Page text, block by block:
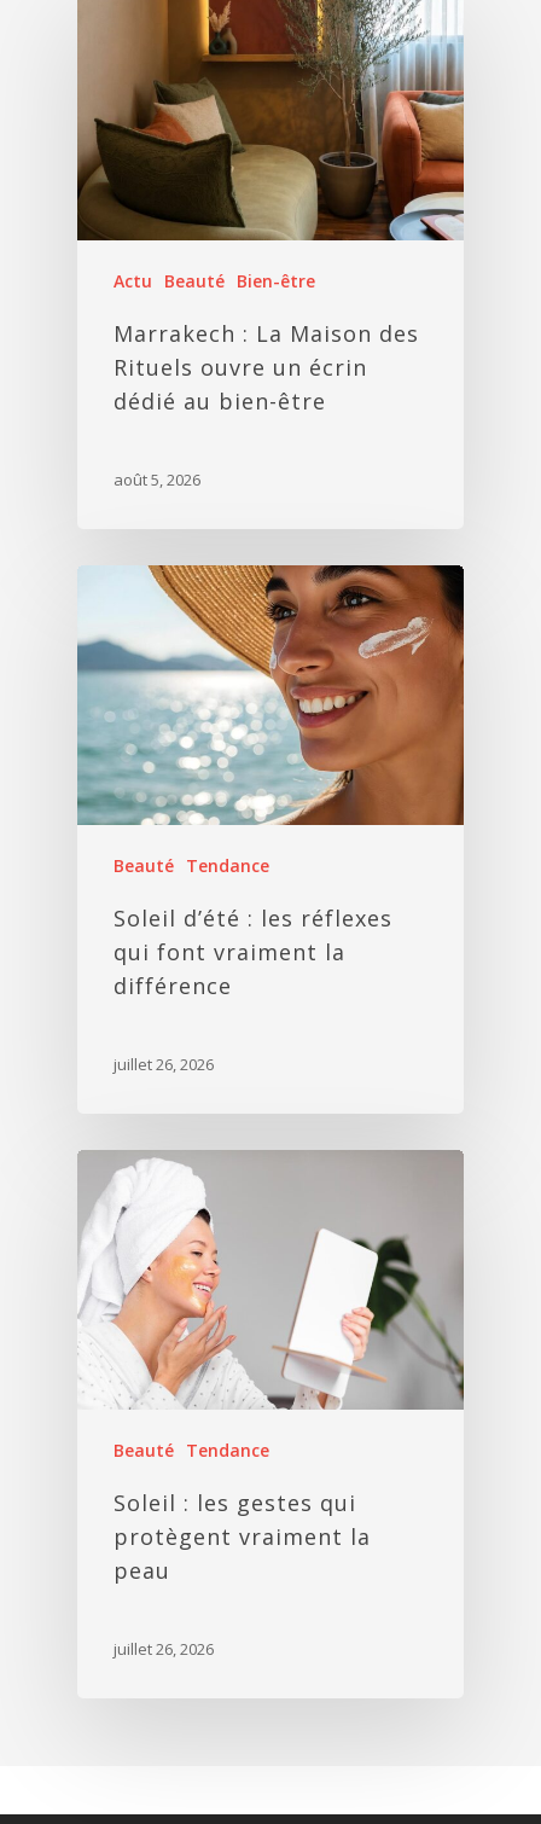
Actu Beauté Bien-être
Marrakech : La Maison des
Rituels ouvre un écrin
dédié au bien-être
août 5, 2026
Beauté Tendance
Soleil d’été : les réflexes
qui font vraiment la
différence
juillet 26, 2026
Beauté Tendance
Soleil : les gestes qui
protègent vraiment la
peau
juillet 26, 2026